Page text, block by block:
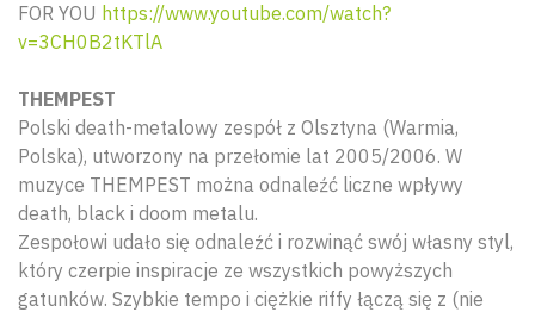
FOR YOU https://www.youtube.com/watch?
v=3CH0B2tKTlA
THEMPEST
Polski death-metalowy zespół z Olsztyna (Warmia,
Polska), utworzony na przełomie lat 2005/2006. W
muzyce THEMPEST można odnaleźć liczne wpływy
death, black i doom metalu.
Zespołowi udało się odnaleźć i rozwinąć swój własny styl,
który czerpie inspiracje ze wszystkich powyższych
gatunków. Szybkie tempo i ciężkie riffy łączą się z (nie